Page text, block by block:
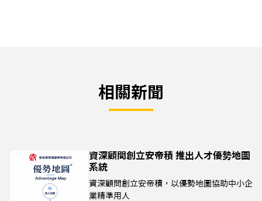
相關新聞
資深顧問創立安帝積 推出人才優勢地圖
系統
資深顧問創立安帝積，以優勢地圖協助中小企
業精準用人